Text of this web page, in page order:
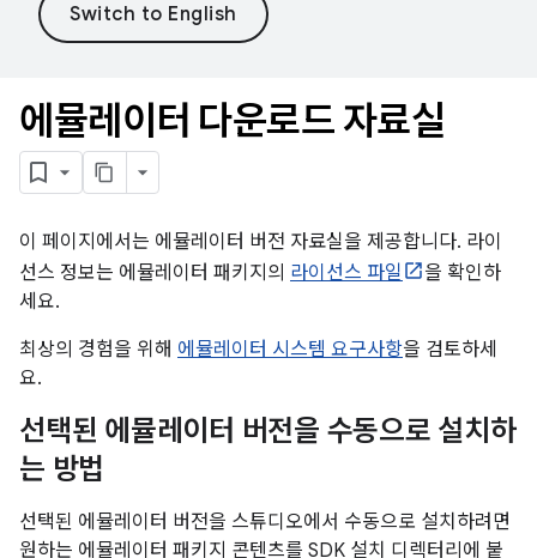
에뮬레이터 다운로드 자료실
이 페이지에서는 에뮬레이터 버전 자료실을 제공합니다. 라이
선스 정보는 에뮬레이터 패키지의 라이선스 파일
을 확인하
세요.
최상의 경험을 위해 에뮬레이터 시스템 요구사항을 검토하세
요.
선택된 에뮬레이터 버전을 수동으로 설치하
는 방법
선택된 에뮬레이터 버전을 스튜디오에서 수동으로 설치하려면
원하는 에뮬레이터 패키지 콘텐츠를 SDK 설치 디렉터리에 붙